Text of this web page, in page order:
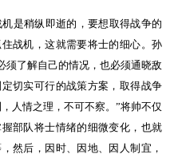
是稍纵即逝的，要想取得战争的
战机，这就需要将士的细心。孙
须了解自己的情况，也必须通晓敌
切实可行的战策方案，取得战争
人情之理，不可不察。”将帅不仅
部队将士情绪的细微变化，也就
然后，因时、因地、因人制宜，